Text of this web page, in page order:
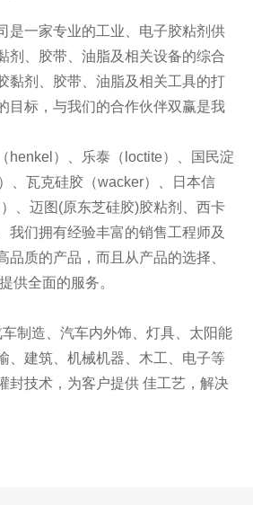
是一家专业的工业、电子胶粘剂供
剂、胶带、油脂及相关设备的综合
黏剂、胶带、油脂及相关工具的打
目标，与我们的合作伙伴双赢是我
henkel）、乐泰（loctite）、国民淀
、瓦克硅胶（wacker）、日本信
、迈图(原东芝硅胶)胶粘剂、西卡
我们拥有经验丰富的销售工程师及
品质的产品，而且从产品的选择、
供全面的服务。
车制造、汽车内外饰、灯具、太阳能
、建筑、机械机器、木工、电子等
封技术，为客户提供 佳工艺，解决